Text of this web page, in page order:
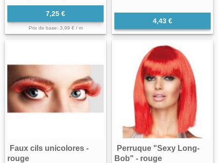
7,25 €
Prix de base: 3,99 € / m
4,43 €
Faux cils unicolores -
rouge
Perruque "Sexy Long-
Bob" - rouge